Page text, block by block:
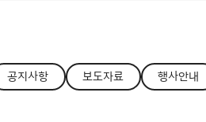
공지사항 보도자료 행사안내